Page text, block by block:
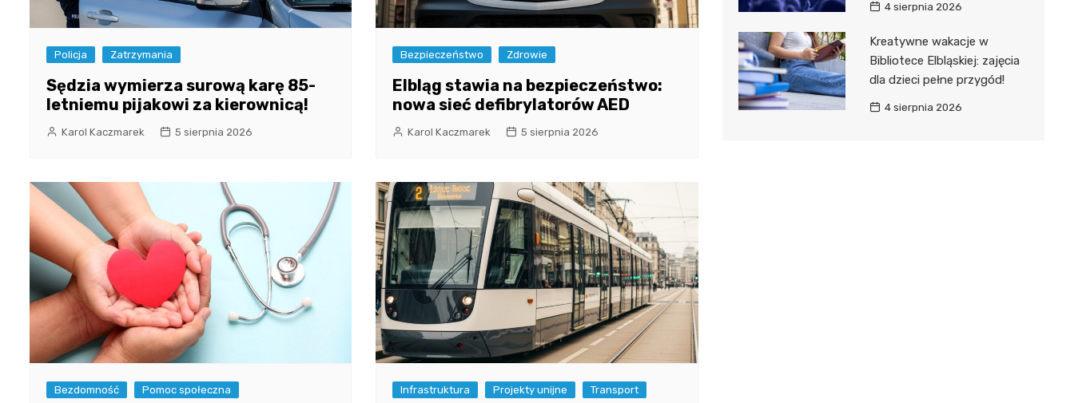
Policja Zatrzymania
Sędzia wymierza surową karę 85-
letniemu pijakowi za kierownicą!
Karol Kaczmarek 5 sierpnia 2026
Bezpieczeństwo Zdrowie
Elbląg stawia na bezpieczeństwo:
nowa sieć defibrylatorów AED
Karol Kaczmarek 5 sierpnia 2026
Bezdomność Pomoc społeczna Infrastruktura Projekty unijne Transport
4 sierpnia 2026
Kreatywne wakacje w
Bibliotece Elbląskiej: zajęcia
dla dzieci pełne przygód!
4 sierpnia 2026